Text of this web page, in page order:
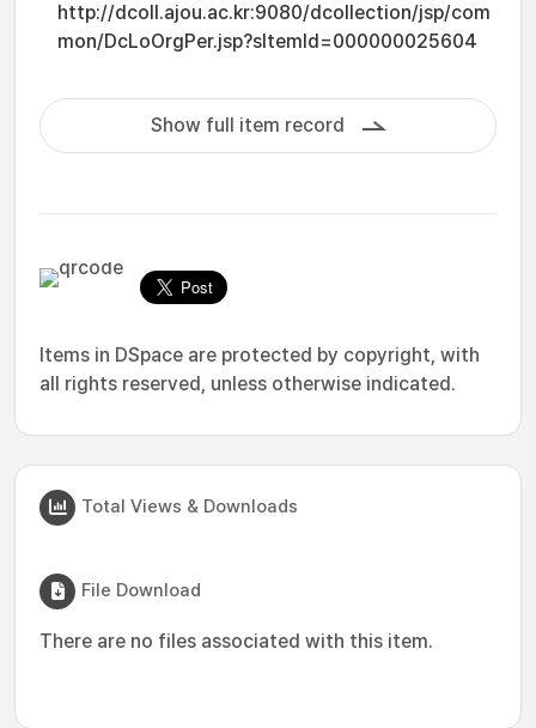
http://dcoll.ajou.ac.kr:9080/dcollection/jsp/com
mon/DcLoOrgPer.jsp?sItemId=000000025604
Show full item record
Items in DSpace are protected by copyright, with
all rights reserved, unless otherwise indicated.
Total Views & Downloads
File Download
There are no files associated with this item.